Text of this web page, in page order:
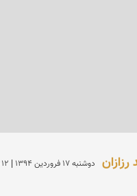
دوشنبه 17 فروردين 1394 | 12 سال پیش